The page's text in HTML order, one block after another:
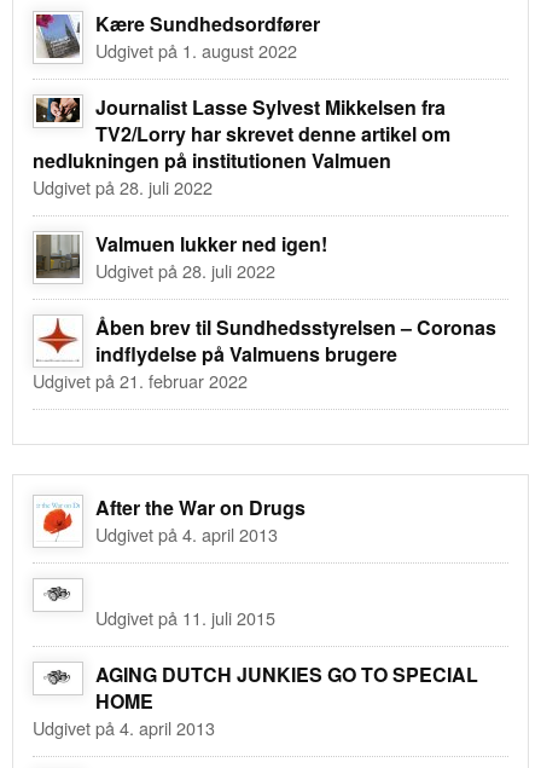
Kære Sundhedsordfører
Udgivet på 1. august 2022
Journalist Lasse Sylvest Mikkelsen fra
TV2/Lorry har skrevet denne artikel om
nedlukningen på institutionen Valmuen
Udgivet på 28. juli 2022
Valmuen lukker ned igen!
Udgivet på 28. juli 2022
Åben brev til Sundhedsstyrelsen – Coronas
indflydelse på Valmuens brugere
Udgivet på 21. februar 2022
After the War on Drugs
Udgivet på 4. april 2013
Udgivet på 11. juli 2015
AGING DUTCH JUNKIES GO TO SPECIAL
HOME
Udgivet på 4. april 2013